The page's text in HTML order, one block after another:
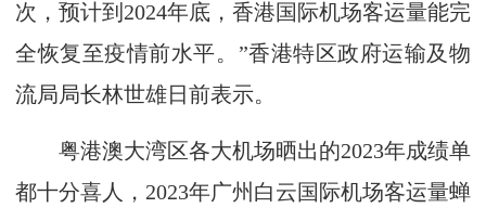
次，预计到2024年底，香港国际机场客运量能完
全恢复至疫情前水平。”香港特区政府运输及物
流局局长林世雄日前表示。
粤港澳大湾区各大机场晒出的2023年成绩单
都十分喜人，2023年广州白云国际机场客运量蝉